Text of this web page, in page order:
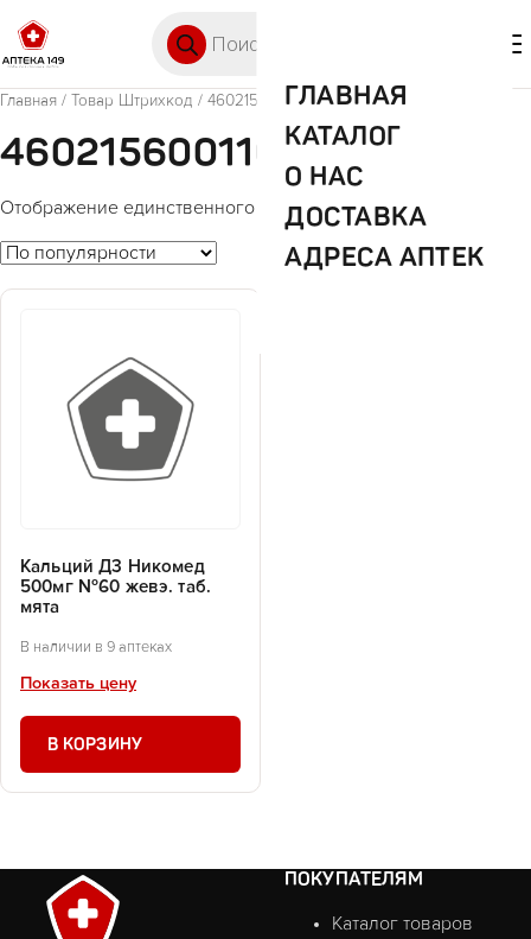
ГЛАВНАЯ
КАТАЛОГ
О НАС
ДОСТАВКА
АДРЕСА АПТЕК
Главная / Товар Штрихкод / 4602156001106
4602156001106
Отображение единственного товара
Кальций Д3 Никомед
500мг №60 жевэ. таб.
мята
В наличии в 9 аптеках
Показать цену
В КОРЗИНУ
ПОКУПАТЕЛЯМ
Каталог товаров